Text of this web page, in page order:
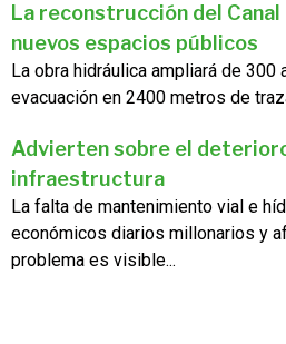
La reconstrucción del
nuevos espacios públicos
La obra hidráulica ampliará de
evacuación en 2400 metros de
Advierten sobre el
infraestructura
La falta de mantenimiento vial e
económicos diarios millonarios y
problema es visible...